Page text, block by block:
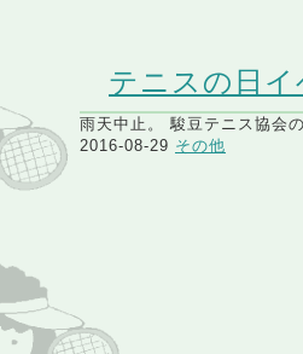
テニスの日
雨天中止。 駿豆テニス協会
2016-08-29 その他